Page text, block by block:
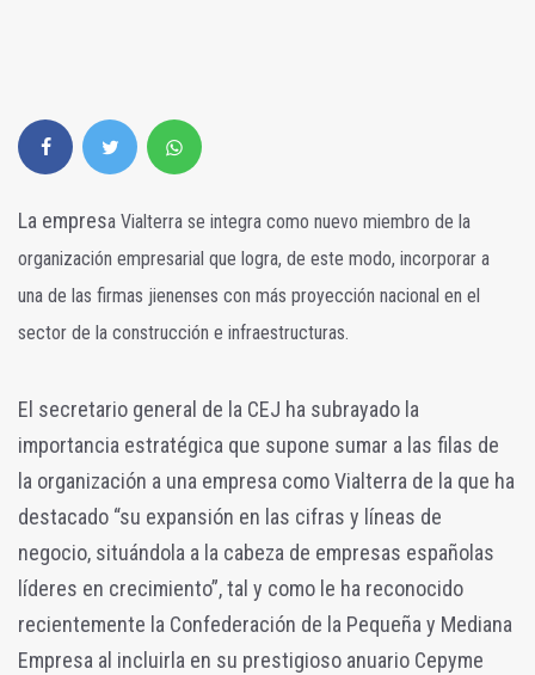
La empresa Vialterra se integra como nuevo miembro de la
organización empresarial que logra, de este modo, incorporar a
una de las firmas jienenses con más proyección nacional en el
sector de la construcción e infraestructuras.
El secretario general de la CEJ ha subrayado la
importancia estratégica que supone sumar a las filas de
la organización a una empresa como Vialterra de la que ha
destacado “su expansión en las cifras y líneas de
negocio, situándola a la cabeza de empresas españolas
líderes en crecimiento”, tal y como le ha reconocido
recientemente la Confederación de la Pequeña y Mediana
Empresa al incluirla en su prestigioso anuario Cepyme